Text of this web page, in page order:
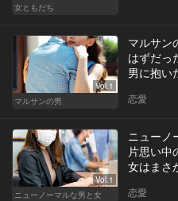
女ともだち
Vol.1
マルサンの男
マルサン
はずだっ
男に抱い
恋愛
Vol.1
ニューノーマルな男と女
ニューノ
片思い中
女はまさ
恋愛